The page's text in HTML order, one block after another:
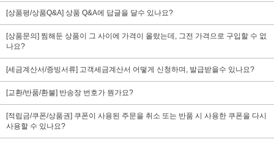
[상품평/상품Q&A] 상품 Q&A에 답글을 달수 있나요?
[상품문의] 찜해둔 상품이 그 사이에 가격이 올랐는데, 그전 가격으로 구입할 수 없
나요?
[세금계산서/증빙서류] 고객세금계산서 어떻게 신청하며, 발급받을수 있나요?
[교환/반품/환불] 반송장 번호가 뭔가요?
[적립금/쿠폰/상품권] 쿠폰이 사용된 주문을 취소 또는 반품 시 사용한 쿠폰을 다시
사용할 수 있나요?